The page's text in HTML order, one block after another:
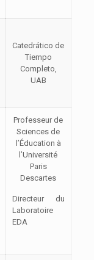
Catedrático de
Tiempo
Completo,
UAB
Professeur de
Sciences de
l’Éducation à
l’Université
Paris
Descartes
Directeur du
Laboratoire
EDA